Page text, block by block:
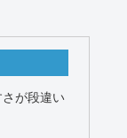
が段違い